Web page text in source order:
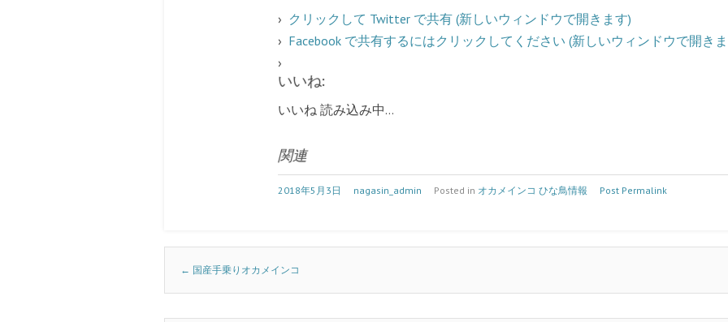
クリックして Twitter で共有 (新しいウィンドウで開きます)
Facebook で共有するにはクリックしてください (新しいウィンドウで開き
いいね:
いいね 読み込み中…
関連
2018年5月3日 nagasin_admin Posted in オカメインコ ひな鳥情報 Post Permalink
Post navigation
← 国産手乗りオカメインコ